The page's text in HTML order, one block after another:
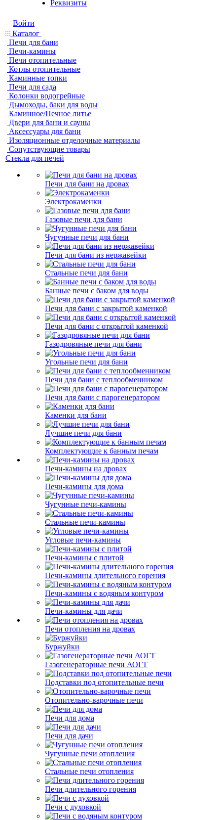
Реквизиты
Войти
Каталог
Печи для бани
Печи-камины
Печи отопительные
Котлы отопительные
Каминные топки
Печи для сада
Колонки водогрейные
Дымоходы, баки для воды
Каминное/Печное литье
Двери для бани и сауны
Аксессуары для бани
Изоляционные отделочные материалы
Сопутствующие товары
Стекла для печей
Печи для бани на дровах
Электрокаменки
Газовые печи для бани
Чугунные печи для бани
Печи для бани из нержавейки
Стальные печи для бани
Банные печи с баком для воды
Печи для бани с закрытой каменкой
Печи для бани с открытой каменкой
Газодровяные печи для бани
Угольные печи для бани
Печи для бани с теплообменником
Печи для бани с парогенератором
Каменки для бани
Лучшие печи для бани
Комплектующие к банным печам
Печи-камины на дровах
Печи-камины для дома
Чугунные печи-камины
Стальные печи-камины
Угловые печи-камины
Печи-камины с плитой
Печи-камины длительного горения
Печи-камины с водяным контуром
Печи-камины для дачи
Печи отопления на дровах
Буржуйки
Газогенераторные печи АОГТ
Подставки под отопительные печи
Отопительно-варочные печи
Печи для дома
Печи для дачи
Чугунные печи отопления
Стальные печи отопления
Печи длительного горения
Печи с духовкой